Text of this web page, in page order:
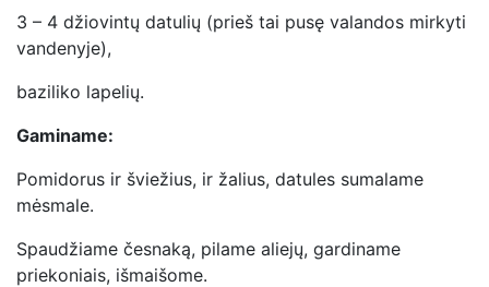
3 – 4 džiovintų datulių (prieš tai pusę valandos mirkyti
vandenyje),
baziliko lapelių.
Gaminame:
Pomidorus ir šviežius, ir žalius, datules sumalame
mėsmale.
Spaudžiame česnaką, pilame aliejų, gardiname
priekoniais, išmaišome.